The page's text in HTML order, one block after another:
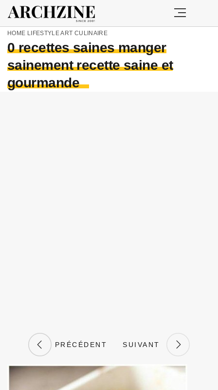
HOME LIFESTYLEART CULINAIRE
0 recettes saines manger
sainement recette saine et
gourmande
PRÉCÉDENT SUIVANT